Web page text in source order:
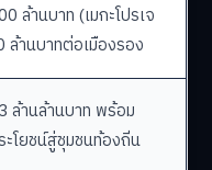
ล้านบาท (เมกะโปรเจ
ล้านบาทต่อเมืองรอง
ล้านล้านบาท พร้อม
โยชน์สู่ชุมชนท้องถิ่น